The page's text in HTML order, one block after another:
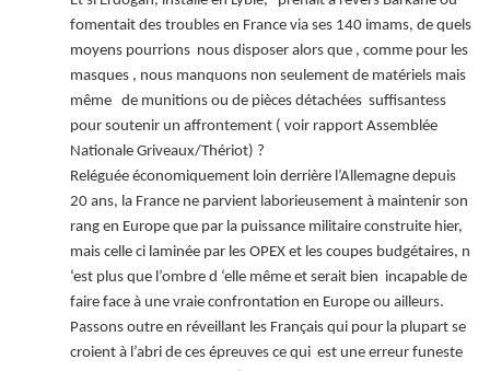
fomentait des troubles en France via ses 140 imams, de quels
moyens pourrions nous disposer alors que , comme pour les
masques , nous manquons non seulement de matériels mais
même de munitions ou de pièces détachées suffisantess
pour soutenir un affrontement ( voir rapport Assemblée
Nationale Griveaux/Thériot) ?
Reléguée économiquement loin derrière l’Allemagne depuis
20 ans, la France ne parvient laborieusement à maintenir son
rang en Europe que par la puissance militaire construite hier,
mais celle ci laminée par les OPEX et les coupes budgétaires, n
‘est plus que l’ombre d ‘elle même et serait bien incapable de
faire face à une vraie confrontation en Europe ou ailleurs.
Passons outre en réveillant les Français qui pour la plupart se
croient à l’abri de ces épreuves ce qui est une erreur funeste